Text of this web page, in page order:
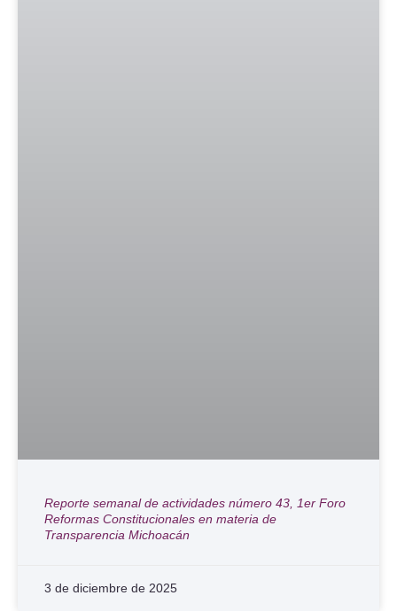
Reporte semanal de actividades número 43, 1er Foro
Reformas Constitucionales en materia de
Transparencia Michoacán
3 de diciembre de 2025